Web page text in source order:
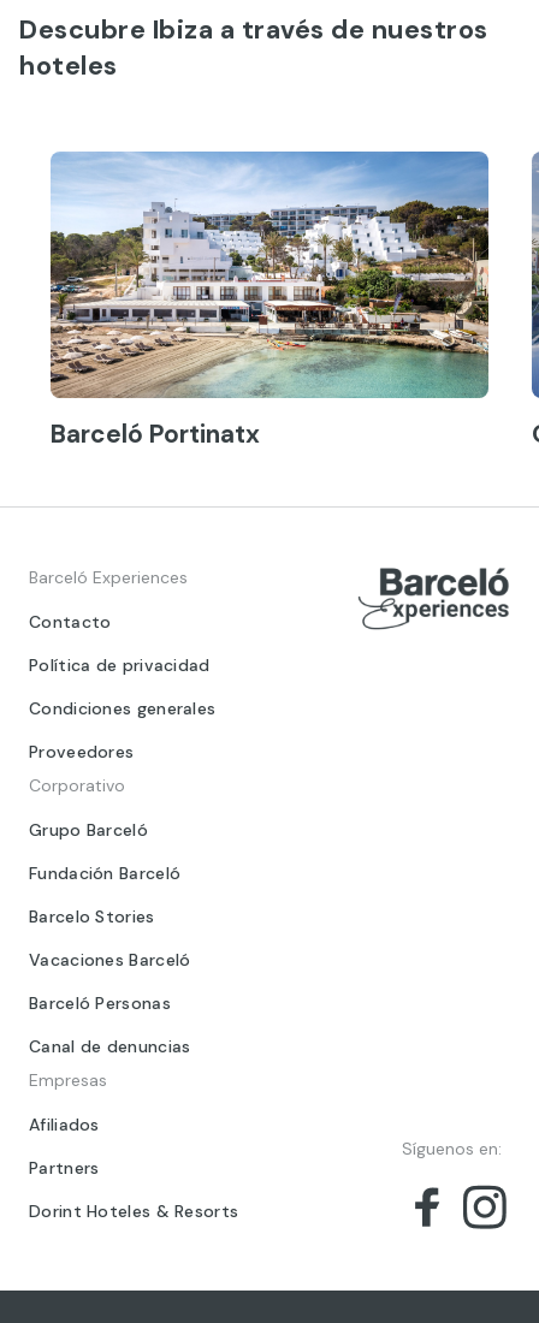
Descubre Ibiza a través de nuestros
hoteles
Barceló Portinatx
Barceló Experiences
Contacto
Política de privacidad
Condiciones generales
Proveedores
Corporativo
Grupo Barceló
Fundación Barceló
Barcelo Stories
Vacaciones Barceló
Barceló Personas
Canal de denuncias
Empresas
Afiliados
Partners
Dorint Hoteles & Resorts
Síguenos en: